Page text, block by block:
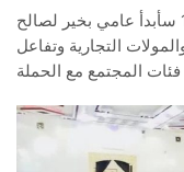
تواصل الفعاليات المرافقة لحملة 1/1 سأبدأ عامي بخير لصالح
التجارية وتفاعل